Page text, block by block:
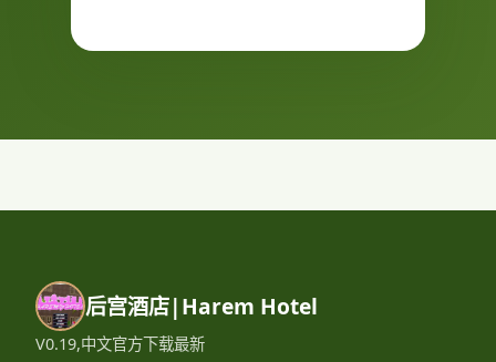
后宫酒店|Harem Hotel
V0.19,中文官方下载最新